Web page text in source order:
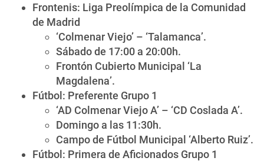
Frontenis: Liga Preolímpica de la Comunidad
de Madrid
‘Colmenar Viejo’ – ‘Talamanca’.
Sábado de 17:00 a 20:00h.
Frontón Cubierto Municipal ‘La
Magdalena’.
Fútbol: Preferente Grupo 1
‘AD Colmenar Viejo A’ – ‘CD Coslada A’.
Domingo a las 11:30h.
Campo de Fútbol Municipal ‘Alberto Ruiz’.
Fútbol: Primera de Aficionados Grupo 1